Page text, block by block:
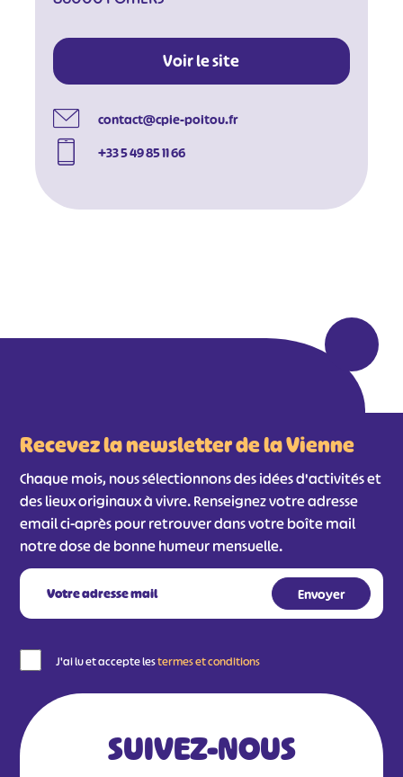
Voir le site
contact@cpie-poitou.fr
+33 5 49 85 11 66
Recevez la newsletter de la Vienne
Chaque mois, nous sélectionnons des idées d'activités et
des lieux originaux à vivre. Renseignez votre adresse
email ci-après pour retrouver dans votre boîte mail
notre dose de bonne humeur mensuelle.
J'ai lu et accepte lestermes et conditions
SUIVEZ-NOUS
#
#
#